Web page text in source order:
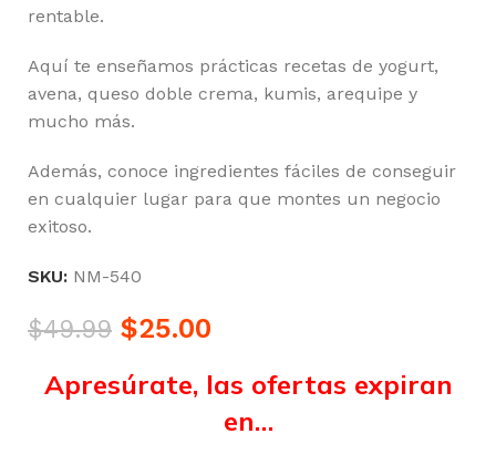
rentable.
Aquí te enseñamos prácticas recetas de yogurt,
avena, queso doble crema, kumis, arequipe y
mucho más.
Además, conoce ingredientes fáciles de conseguir
en cualquier lugar para que montes un negocio
exitoso.
SKU: NM-540
$49.99 $25.00
Apresúrate, las ofertas expiran
en…